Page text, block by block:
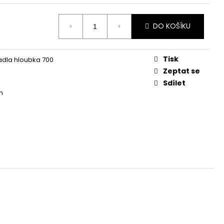
DO KOŠÍKU
hloubka 700
Tisk
Zeptat se
Sdílet